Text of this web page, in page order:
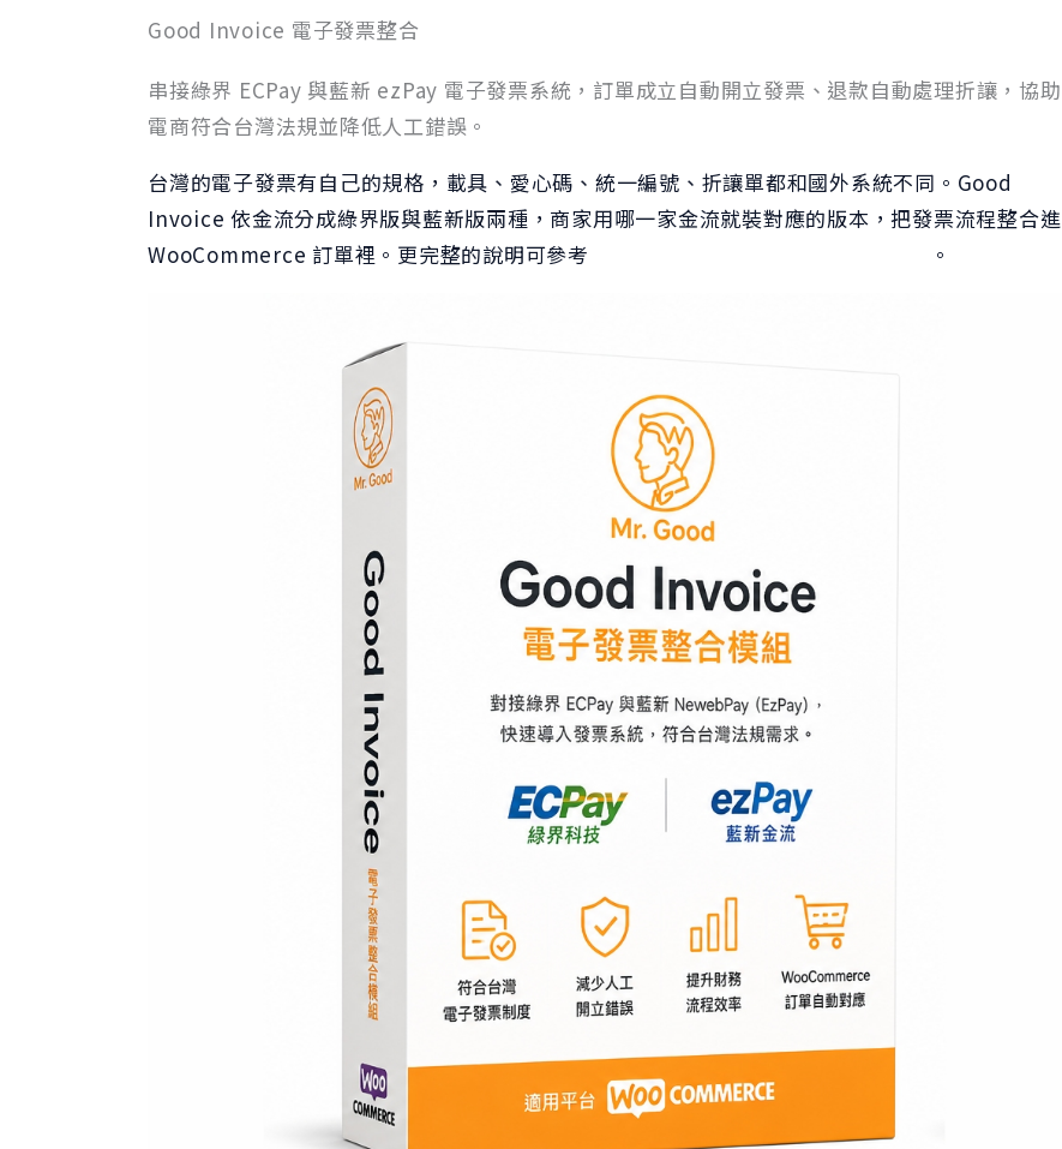
Good Invoice 電子發票整合
串接綠界 ECPay 與藍新 ezPay 電子發票系統，訂單成立自動開立發票、退款自動處理折讓，協助
電商符合台灣法規並降低人工錯誤。
台灣的電子發票有自己的規格，載具、愛心碼、統一編號、折讓單都和國外系統不同。Good
Invoice 依金流分成綠界版與藍新版兩種，商家用哪一家金流就裝對應的版本，把發票流程整合進
WooCommerce 訂單裡。更完整的說明可參考
。